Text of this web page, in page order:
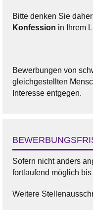
Bitte denken Sie
Konfession in Ihrem
Bewerbungen von
gleichgestellten
Interesse entgegen.
Sofern nicht anders
fortlaufend möglich
Weitere